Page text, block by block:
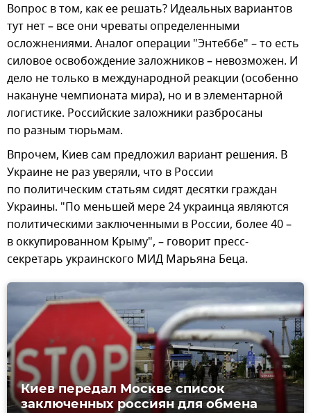
Вопрос в том, как ее решать? Идеальных вариантов
тут нет – все они чреваты определенными
осложнениями. Аналог операции "Энтеббе" – то есть
силовое освобождение заложников – невозможен. И
дело не только в международной реакции (особенно
накануне чемпионата мира), но и в элементарной
логистике. Российские заложники разбросаны
по разным тюрьмам.
Впрочем, Киев сам предложил вариант решения. В
Украине не раз уверяли, что в России
по политическим статьям сидят десятки граждан
Украины. "По меньшей мере 24 украинца являются
политическими заключенными в России, более 40 –
в оккупированном Крыму", – говорит пресс-
секретарь украинского МИД Марьяна Беца.
Киев передал Москве список
заключенных россиян для обмена